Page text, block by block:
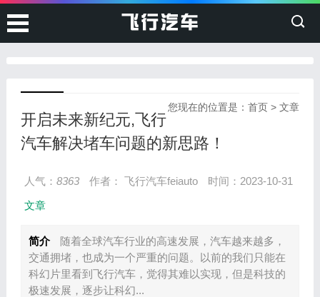
您现在的位置是：首页 >文章
开启未来新纪元,飞行
汽车解决堵车问题的新思路！
人气： 8363 作者： 飞行汽车feiauto
时间：2023-10-31
文章
简介
随着全球汽车行业的高速发展，汽车越来越多，
交通拥堵，也成为一个严重的问题。以前的我们只能在
科幻片里看到飞行汽车，觉得其难以实现，但是科技的
极速发展，逐步让科幻...